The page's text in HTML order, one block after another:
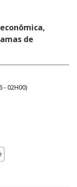
de
- 02H00)